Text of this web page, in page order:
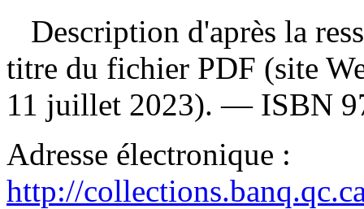
Description d'après la
titre du fichier PDF (site
11 juillet 2023). — ISBN
Adresse électronique :
http://